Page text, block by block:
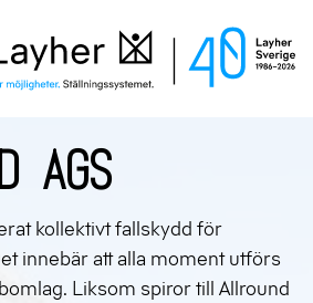
Offert
AGS
kollektivt fallskydd för
innebär att alla moment utförs
Liksom spiror till Allround